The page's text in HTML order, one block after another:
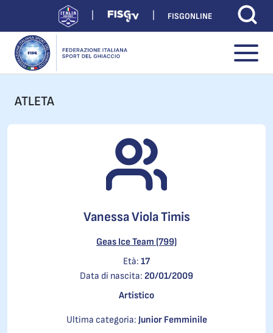
FISGONLINE
ATLETA
Vanessa Viola Timis
Geas Ice Team (799)
Età: 17
Data di nascita: 20/01/2009
Artistico
Ultima categoria: Junior Femminile